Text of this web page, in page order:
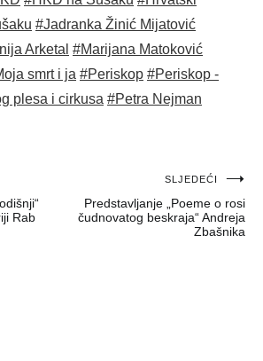
#Jadranka Žinić Mijatović
Arketal #Marijana Matoković
smrt i ja #Periskop #Periskop -
plesa i cirkusa #Petra Nejman
Rab
SLJEDEĆI
Predstavljanje „Poeme o rosi
čudnovatog beskraja“ Andreja
Zbašnika